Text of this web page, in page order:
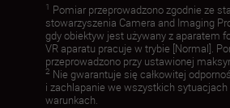
1 Pomiar przeprowadzono zgodnie ze
stowarzyszenia Camera and Imaging
gdy obiektyw jest używany z aparatem
VR aparatu pracuje w trybie [Normal].
przeprowadzono przy ustawionej
2 Nie gwarantuje się całkowitej
i zachlapanie we wszystkich sytuacjach
warunkach.